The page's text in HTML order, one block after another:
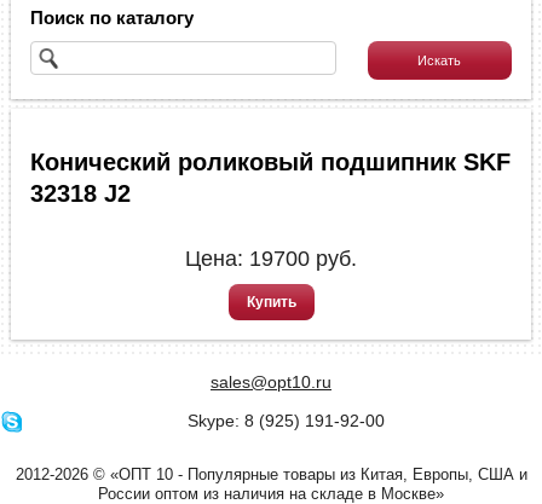
Поиск по каталогу
Конический роликовый подшипник SKF
32318 J2
Цена: 19700 руб.
Купить
sales@opt10.ru
Skype: 8 (925) 191-92-00
2012-2026 © «ОПТ 10 - Популярные товары из Китая, Европы, США и
России оптом из наличия на складе в Москве»